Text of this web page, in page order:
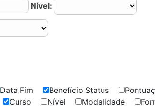
Nível:
Data Fim Benefício Status
Curso Nível Modalidade